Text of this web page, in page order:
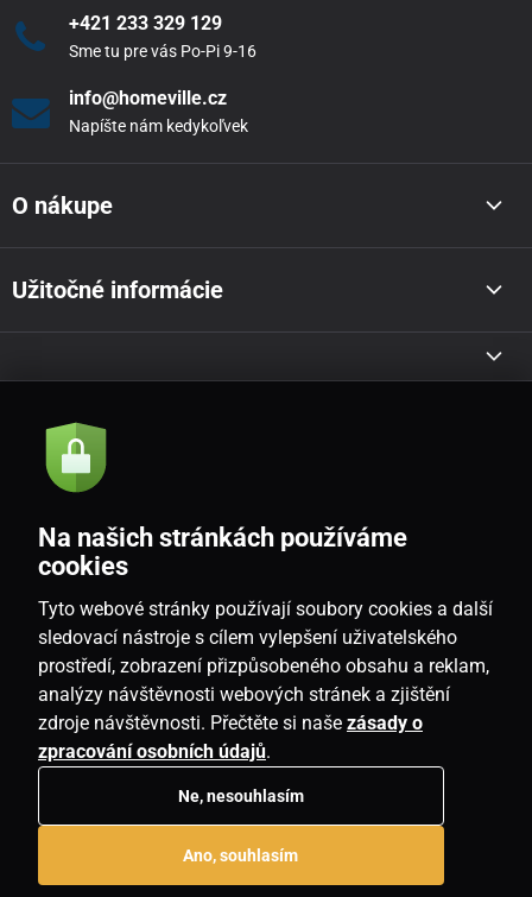
+421 233 329 129
Sme tu pre vás Po-Pi 9-16
info@homeville.cz
Napíšte nám kedykoľvek
O nákupe
Užitočné informácie
Akcie a novinky e-mailom
Souhlasím sezásadami zpracování osobních údajů
SK
www.housemania.sk
Na našich stránkách používáme
cookies
Tyto webové stránky používají soubory cookies a další
sledovací nástroje s cílem vylepšení uživatelského
prostředí, zobrazení přizpůsobeného obsahu a reklam,
analýzy návštěvnosti webových stránek a zjištění
zdroje návštěvnosti. Přečtěte si naše zásady o
zpracování osobních údajů.
Ne, nesouhlasím
Ano, souhlasím